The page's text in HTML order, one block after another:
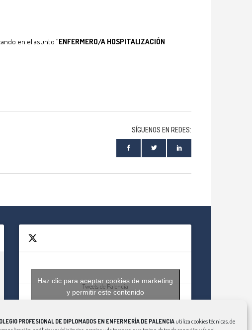
PROFESIONAL DE DIPLOMADOS EN ENFERMERÍA DE PALENCIA utiliza cookies técnicas, de
en el asunto “ENFERMERO/A HOSPITALIZACIÓN
SÍGUENOS EN REDES:
Tweets de Palencia
Haz clic para aceptar cookies de marketing
y permitir este contenido